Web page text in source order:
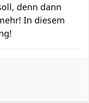
denn dann
In diesem